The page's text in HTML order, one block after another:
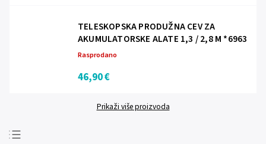
TELESKOPSKA PRODUŽNA CEV ZA
AKUMULATORSKE ALATE 1,3 / 2,8 M *6963
Rasprodano
46,90 €
Prikaži više proizvoda